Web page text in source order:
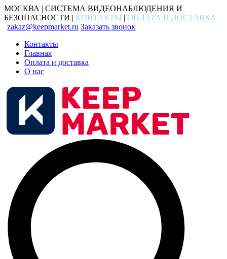
МОСКВА | СИСТЕМА ВИДЕОНАБЛЮДЕНИЯ И
БЕЗОПАСНОСТИ | КОНТАКТЫ | ОПЛАТА И ДОСТАВКА
zakaz@keepmarket.ru Заказать звонок
Контакты
Главная
Оплата и доставка
О нас